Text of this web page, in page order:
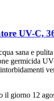
UV-​C,
sana e pulita
germicida
il giorno 12